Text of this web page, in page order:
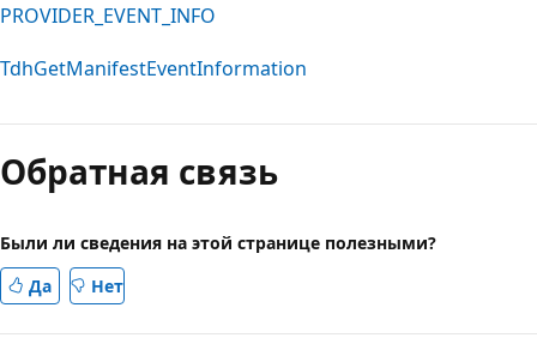
PROVIDER_EVENT_INFO
TdhGetManifestEventInformation
чтения
выключен
Обратная связь
Были ли сведения на этой странице полезными?
Да
Нет